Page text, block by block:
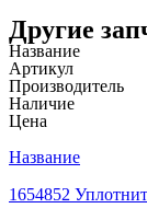
Другие
Название
Артикул
Производитель
Наличие
Цена
Название
1654852